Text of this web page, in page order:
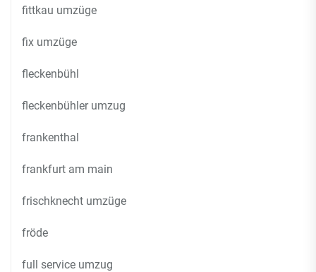
fittkau umzüge
fix umzüge
fleckenbühl
fleckenbühler umzug
frankenthal
frankfurt am main
frischknecht umzüge
fröde
full service umzug